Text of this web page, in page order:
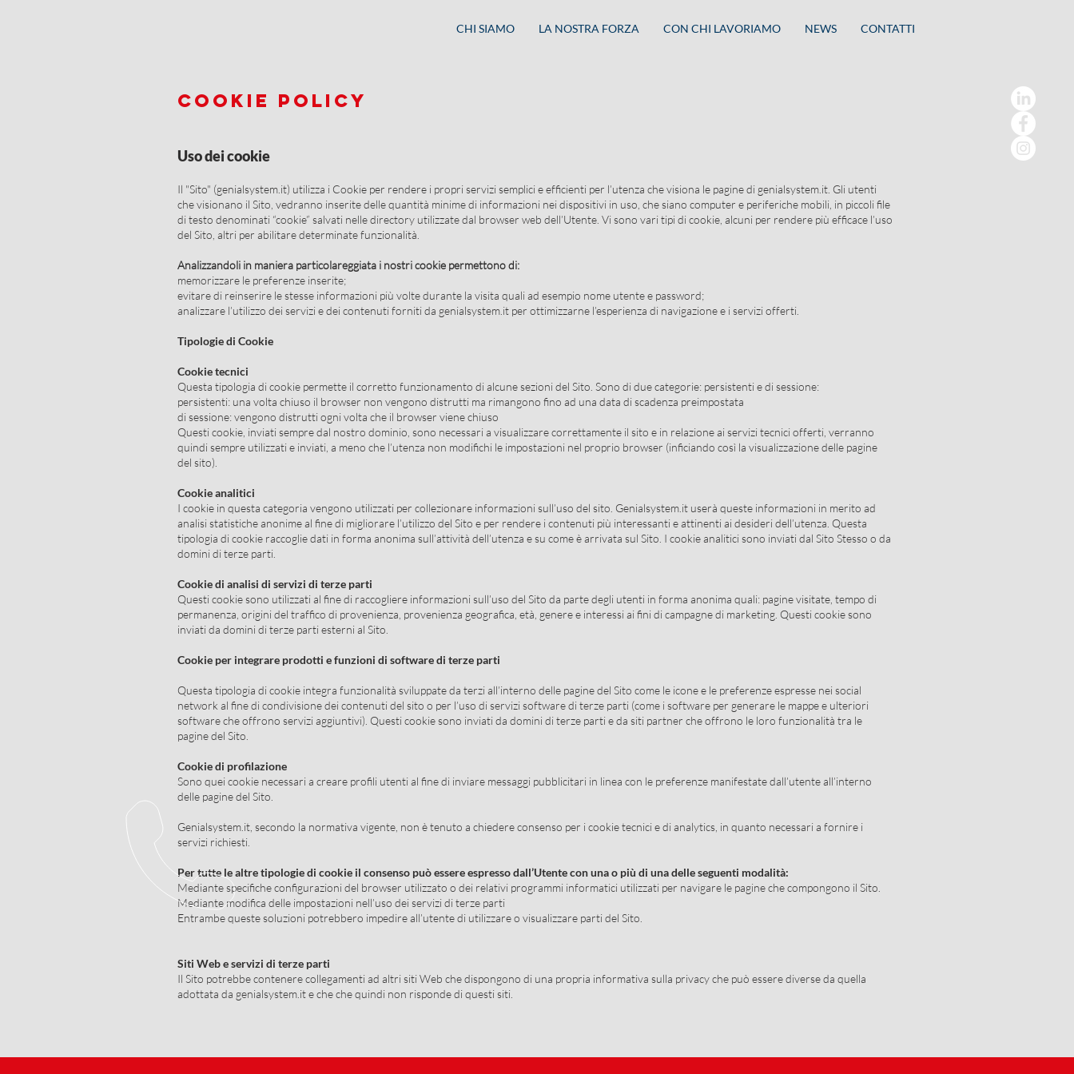
CHI SIAMO LA NOSTRA FORZA CON CHI LAVORIAMO NEWS CONTATTI
COOKIE POLICY
Uso dei cookie
Il "Sito" (genialsystem.it) utilizza i Cookie per rendere i propri servizi semplici e efficienti per l’utenza che visiona le pagine di genialsystem.it. Gli utenti
che visionano il Sito, vedranno inserite delle quantità minime di informazioni nei dispositivi in uso, che siano computer e periferiche mobili, in piccoli file
di testo denominati “cookie” salvati nelle directory utilizzate dal browser web dell’Utente. Vi sono vari tipi di cookie, alcuni per rendere più efficace l’uso
del Sito, altri per abilitare determinate funzionalità.
Analizzandoli in maniera particolareggiata i nostri cookie permettono di:
memorizzare le preferenze inserite;
evitare di reinserire le stesse informazioni più volte durante la visita quali ad esempio nome utente e password;
analizzare l’utilizzo dei servizi e dei contenuti forniti da genialsystem.it per ottimizzarne l’esperienza di navigazione e i servizi offerti.
Tipologie di Cookie
Cookie tecnici
Questa tipologia di cookie permette il corretto funzionamento di alcune sezioni del Sito. Sono di due categorie: persistenti e di sessione:
persistenti: una volta chiuso il browser non vengono distrutti ma rimangono fino ad una data di scadenza preimpostata
di sessione: vengono distrutti ogni volta che il browser viene chiuso
Questi cookie, inviati sempre dal nostro dominio, sono necessari a visualizzare correttamente il sito e in relazione ai servizi tecnici offerti, verranno
quindi sempre utilizzati e inviati, a meno che l’utenza non modifichi le impostazioni nel proprio browser (inficiando così la visualizzazione delle pagine
del sito).
Cookie analitici
I cookie in questa categoria vengono utilizzati per collezionare informazioni sull’uso del sito. Genialsystem.it userà queste informazioni in merito ad
analisi statistiche anonime al fine di migliorare l’utilizzo del Sito e per rendere i contenuti più interessanti e attinenti ai desideri dell’utenza. Questa
tipologia di cookie raccoglie dati in forma anonima sull’attività dell’utenza e su come è arrivata sul Sito. I cookie analitici sono inviati dal Sito Stesso o da
domini di terze parti.
Cookie di analisi di servizi di terze parti
Questi cookie sono utilizzati al fine di raccogliere informazioni sull’uso del Sito da parte degli utenti in forma anonima quali: pagine visitate, tempo di
permanenza, origini del traffico di provenienza, provenienza geografica, età, genere e interessi ai fini di campagne di marketing. Questi cookie sono
inviati da domini di terze parti esterni al Sito.
Cookie per integrare prodotti e funzioni di software di terze parti
Questa tipologia di cookie integra funzionalità sviluppate da terzi all’interno delle pagine del Sito come le icone e le preferenze espresse nei social
network al fine di condivisione dei contenuti del sito o per l’uso di servizi software di terze parti (come i software per generare le mappe e ulteriori
software che offrono servizi aggiuntivi). Questi cookie sono inviati da domini di terze parti e da siti partner che offrono le loro funzionalità tra le
pagine del Sito.
Cookie di profilazione
Sono quei cookie necessari a creare profili utenti al fine di inviare messaggi pubblicitari in linea con le preferenze manifestate dall’utente all’interno
delle pagine del Sito.
Genialsystem.it, secondo la normativa vigente, non è tenuto a chiedere consenso per i cookie tecnici e di analytics, in quanto necessari a fornire i
servizi richiesti.
Per tutte le altre tipologie di cookie il consenso può essere espresso dall’Utente con una o più di una delle seguenti modalità:
Mediante specifiche configurazioni del browser utilizzato o dei relativi programmi informatici utilizzati per navigare le pagine che compongono il Sito.
Mediante modifica delle impostazioni nell’uso dei servizi di terze parti
Entrambe queste soluzioni potrebbero impedire all’utente di utilizzare o visualizzare parti del Sito.
Siti Web e servizi di terze parti
Il Sito potrebbe contenere collegamenti ad altri siti Web che dispongono di una propria informativa sulla privacy che può essere diverse da quella
adottata da genialsystem.it e che che quindi non risponde di questi siti.